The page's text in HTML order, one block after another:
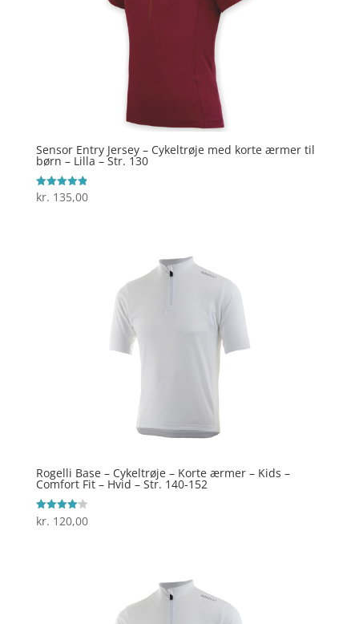
Sensor Entry Jersey – Cykeltrøje med korte ærmer til
børn – Lilla – Str. 130
Vurderet
4.9
kr. 135,00
Rogelli Base – Cykeltrøje – Korte ærmer – Kids –
Comfort Fit – Hvid – Str. 140-152
Vurderet
4.1
kr. 120,00